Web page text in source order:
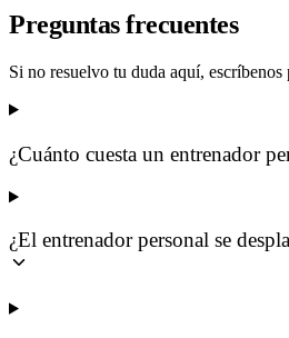
Preguntas frecuentes
Si no resuelvo tu duda aquí,
¿Cuánto cuesta un entrenador
¿El entrenador personal se